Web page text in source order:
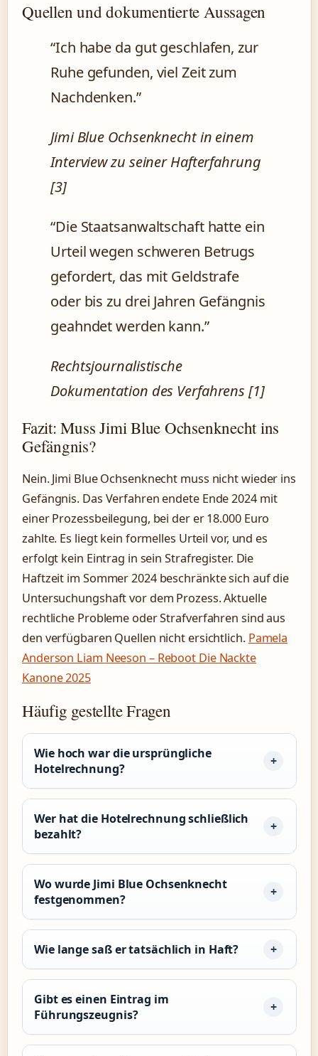
Quellen und dokumentierte Aussagen
“Ich habe da gut geschlafen, zur
Ruhe gefunden, viel Zeit zum
Nachdenken.”
Jimi Blue Ochsenknecht in einem
Interview zu seiner Hafterfahrung
[3]
“Die Staatsanwaltschaft hatte ein
Urteil wegen schweren Betrugs
gefordert, das mit Geldstrafe
oder bis zu drei Jahren Gefängnis
geahndet werden kann.”
Rechtsjournalistische
Dokumentation des Verfahrens [1]
Fazit: Muss Jimi Blue Ochsenknecht ins
Gefängnis?
Nein. Jimi Blue Ochsenknecht muss nicht wieder ins
Gefängnis. Das Verfahren endete Ende 2024 mit
einer Prozessbeilegung, bei der er 18.000 Euro
zahlte. Es liegt kein formelles Urteil vor, und es
erfolgt kein Eintrag in sein Strafregister. Die
Haftzeit im Sommer 2024 beschränkte sich auf die
Untersuchungshaft vor dem Prozess. Aktuelle
rechtliche Probleme oder Strafverfahren sind aus
den verfügbaren Quellen nicht ersichtlich. Pamela
Anderson Liam Neeson – Reboot Die Nackte
Kanone 2025
Häufig gestellte Fragen
Wie hoch war die ursprüngliche
Hotelrechnung?
Wer hat die Hotelrechnung schließlich
bezahlt?
Wo wurde Jimi Blue Ochsenknecht
festgenommen?
Wie lange saß er tatsächlich in Haft?
Gibt es einen Eintrag im
Führungszeugnis?